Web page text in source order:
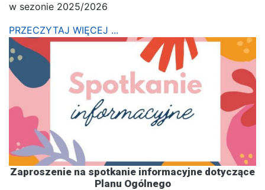
w sezonie 2025/2026
PRZECZYTAJ WIĘCEJ ...
Zaproszenie na spotkanie informacyjne dotyczące
Planu Ogólnego